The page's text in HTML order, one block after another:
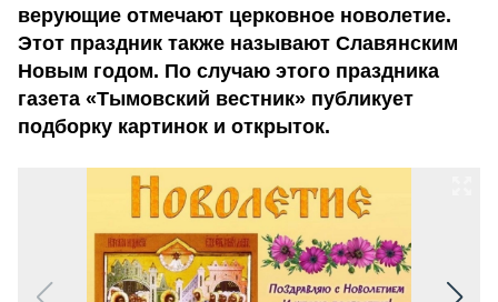
верующие отмечают церковное новолетие.
Этот праздник также называют Славянским
Новым годом. По случаю этого праздника
газета «Тымовский вестник» публикует
подборку картинок и открыток.